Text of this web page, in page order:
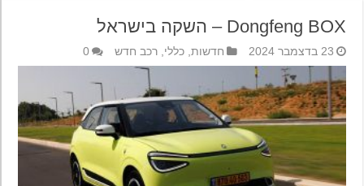
Dongfeng BOX – השקה בישראל
23 בדצמבר 2024 חדשות,כללי,רכב חדש 0